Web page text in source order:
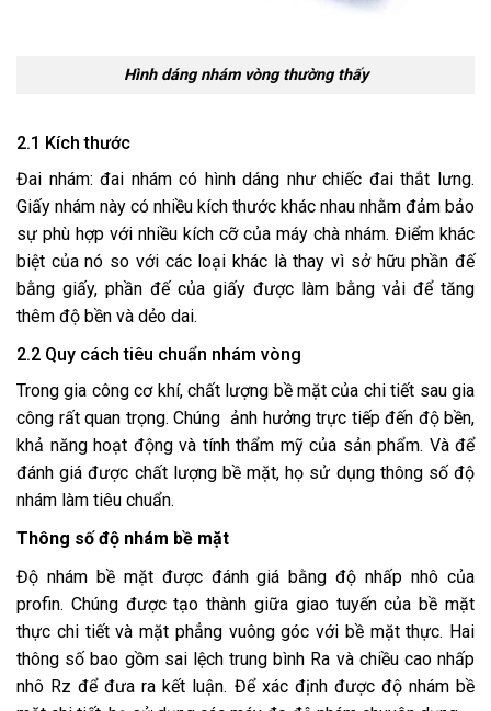
Hình dáng nhám vòng thường thấy
2.1 Kích thước
Đai nhám: đai nhám có hình dáng như chiếc đai thắt lưng.
Giấy nhám này có nhiều kích thước khác nhau nhằm đảm bảo
sự phù hợp với nhiều kích cỡ của máy chà nhám. Điểm khác
biệt của nó so với các loại khác là thay vì sở hữu phần đế
bằng giấy, phần đế của giấy được làm bằng vải để tăng
thêm độ bền và dẻo dai.
2.2 Quy cách tiêu chuẩn nhám vòng
Trong gia công cơ khí, chất lượng bề mặt của chi tiết sau gia
công rất quan trọng. Chúng ảnh hưởng trực tiếp đến độ bền,
khả năng hoạt động và tính thẩm mỹ của sản phẩm. Và để
đánh giá được chất lượng bề mặt, họ sử dụng thông số độ
nhám làm tiêu chuẩn.
Thông số độ nhám bề mặt
Độ nhám bề mặt được đánh giá bằng độ nhấp nhô của
profin. Chúng được tạo thành giữa giao tuyến của bề mặt
thực chi tiết và mặt phẳng vuông góc với bề mặt thực. Hai
thông số bao gồm sai lệch trung bình Ra và chiều cao nhấp
nhô Rz để đưa ra kết luận. Để xác định được độ nhám bề